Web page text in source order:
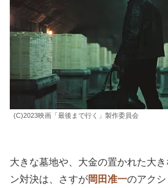
(C)2023映画「最後まで行く」製作委員会
大きな墓地や、大金の置かれた大
ン対決は、さすが岡田准一のアク